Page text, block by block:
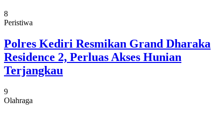
8
Peristiwa
Polres Kediri Resmikan Grand Dharaka
Residence 2, Perluas Akses Hunian
Terjangkau
9
Olahraga